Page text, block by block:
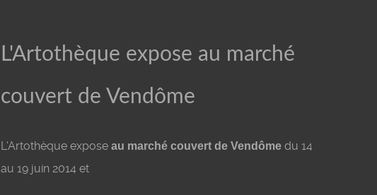
L'Artothèque expose au marché
couvert de Vendôme
L'Artothèque expose au marché couvert de Vendôme du 14
au 19 juin 2014 et